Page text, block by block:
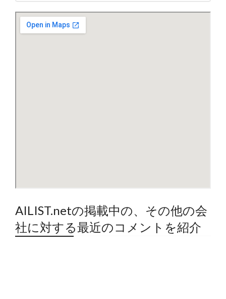
AILIST.netの掲載中の、その他の会
社に対する最近のコメントを紹介